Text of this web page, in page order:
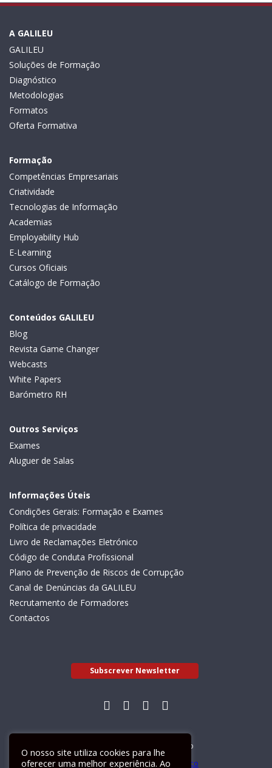
A GALILEU
GALILEU
Soluções de Formação
Diagnóstico
Metodologias
Formatos
Oferta Formativa
Formação
Competências Empresariais
Criatividade
Tecnologias de Informação
Academias
Employability Hub
E-Learning
Cursos Oficiais
Catálogo de Formação
Conteúdos GALILEU
Blog
Revista Game Changer
Webcasts
White Papers
Barómetro RH
Outros Serviços
Exames
Aluguer de Salas
Informações Úteis
Condições Gerais: Formação e Exames
Política de privacidade
Livro de Reclamações Eletrónico
Código de Conduta Profissional
Plano de Prevenção de Riscos de Corrupção
Canal de Denúncias da GALILEU
Recrutamento de Formadores
Contactos
Subscrever Newsletter
Livro de Reclamações Electrónico
O nosso site utiliza cookies para lhe
oferecer uma melhor experiência. Ao